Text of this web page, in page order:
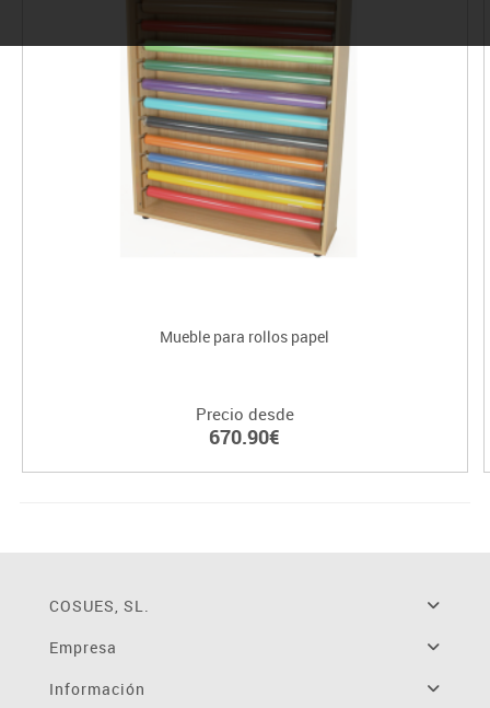
Mueble para rollos papel
Precio desde
670.90€
COSUES, SL.
Empresa
Información